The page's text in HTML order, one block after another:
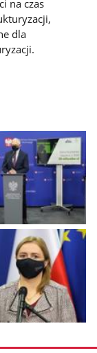
na czas
dla